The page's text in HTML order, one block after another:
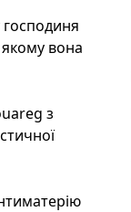
господиня
вона
з